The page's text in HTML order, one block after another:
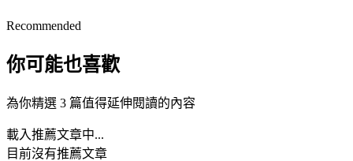
Recommended
你可能也喜歡
為你精選 3 篇值得延伸閱讀的內容
載入推薦文章中...
目前沒有推薦文章